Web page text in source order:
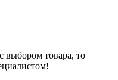
выбором товара, то